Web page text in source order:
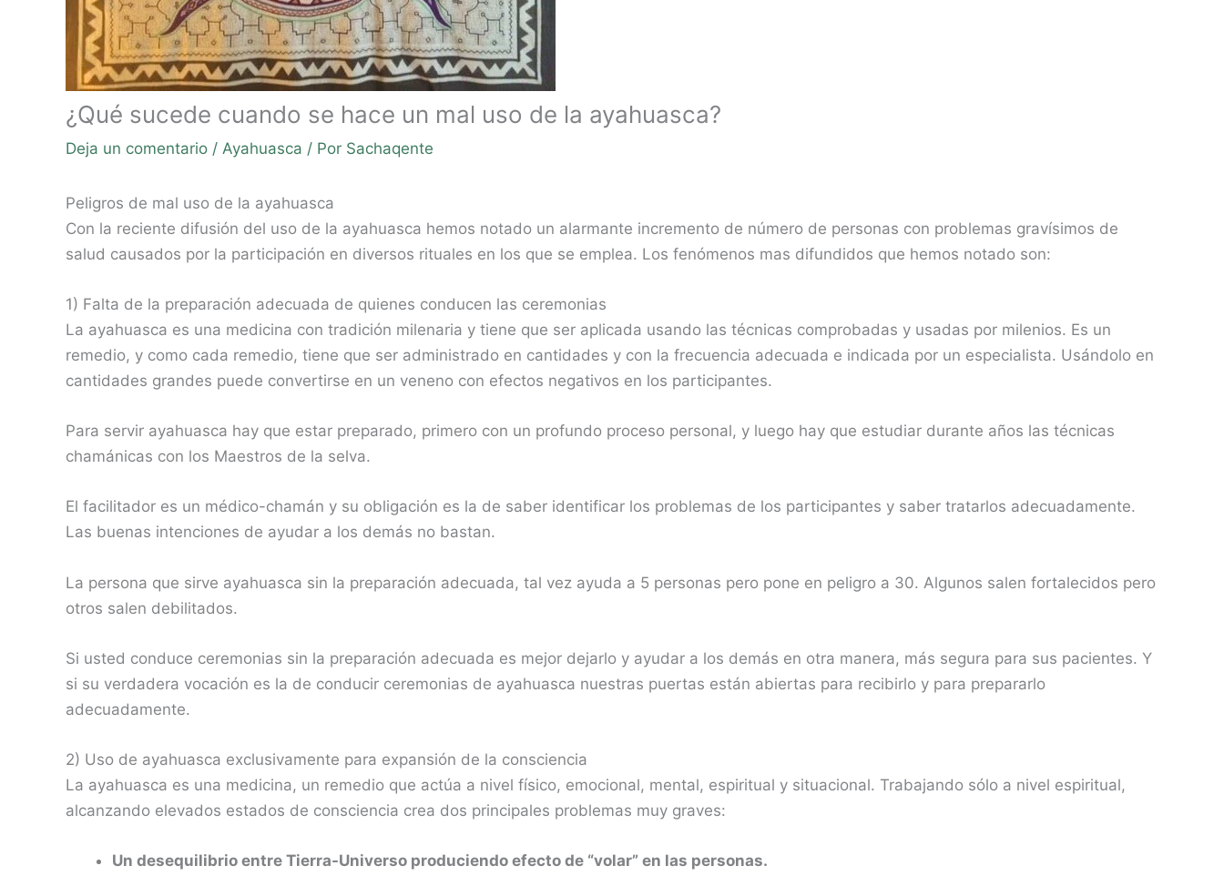
¿Qué sucede cuando se hace un mal uso de la ayahuasca?
Deja un comentario / Ayahuasca / Por Sachaqente
Peligros de mal uso de la ayahuasca
Con la reciente difusión del uso de la ayahuasca hemos notado un alarmante incremento de número de personas con problemas gravísimos de
salud causados por la participación en diversos rituales en los que se emplea. Los fenómenos mas difundidos que hemos notado son:
1) Falta de la preparación adecuada de quienes conducen las ceremonias
La ayahuasca es una medicina con tradición milenaria y tiene que ser aplicada usando las técnicas comprobadas y usadas por milenios. Es un
remedio, y como cada remedio, tiene que ser administrado en cantidades y con la frecuencia adecuada e indicada por un especialista. Usándolo en
cantidades grandes puede convertirse en un veneno con efectos negativos en los participantes.
Para servir ayahuasca hay que estar preparado, primero con un profundo proceso personal, y luego hay que estudiar durante años las técnicas
chamánicas con los Maestros de la selva.
El facilitador es un médico-chamán y su obligación es la de saber identificar los problemas de los participantes y saber tratarlos adecuadamente.
Las buenas intenciones de ayudar a los demás no bastan.
La persona que sirve ayahuasca sin la preparación adecuada, tal vez ayuda a 5 personas pero pone en peligro a 30. Algunos salen fortalecidos pero
otros salen debilitados.
Si usted conduce ceremonias sin la preparación adecuada es mejor dejarlo y ayudar a los demás en otra manera, más segura para sus pacientes. Y
si su verdadera vocación es la de conducir ceremonias de ayahuasca nuestras puertas están abiertas para recibirlo y para prepararlo
adecuadamente.
2) Uso de ayahuasca exclusivamente para expansión de la consciencia
La ayahuasca es una medicina, un remedio que actúa a nivel físico, emocional, mental, espiritual y situacional. Trabajando sólo a nivel espiritual,
alcanzando elevados estados de consciencia crea dos principales problemas muy graves:
Un desequilibrio entre Tierra-Universo produciendo efecto de “volar” en las personas.